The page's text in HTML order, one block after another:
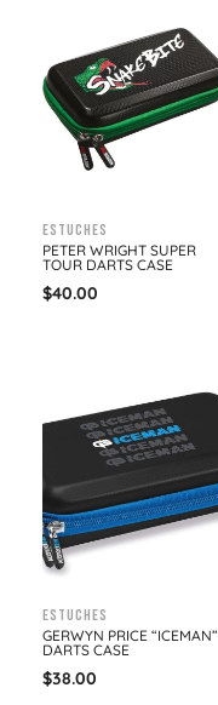
Estuches
PETER WRIGHT SUPER
TOUR DARTS CASE
$40.00
Estuches
GERWYN PRICE “ICEMAN”
DARTS CASE
$38.00